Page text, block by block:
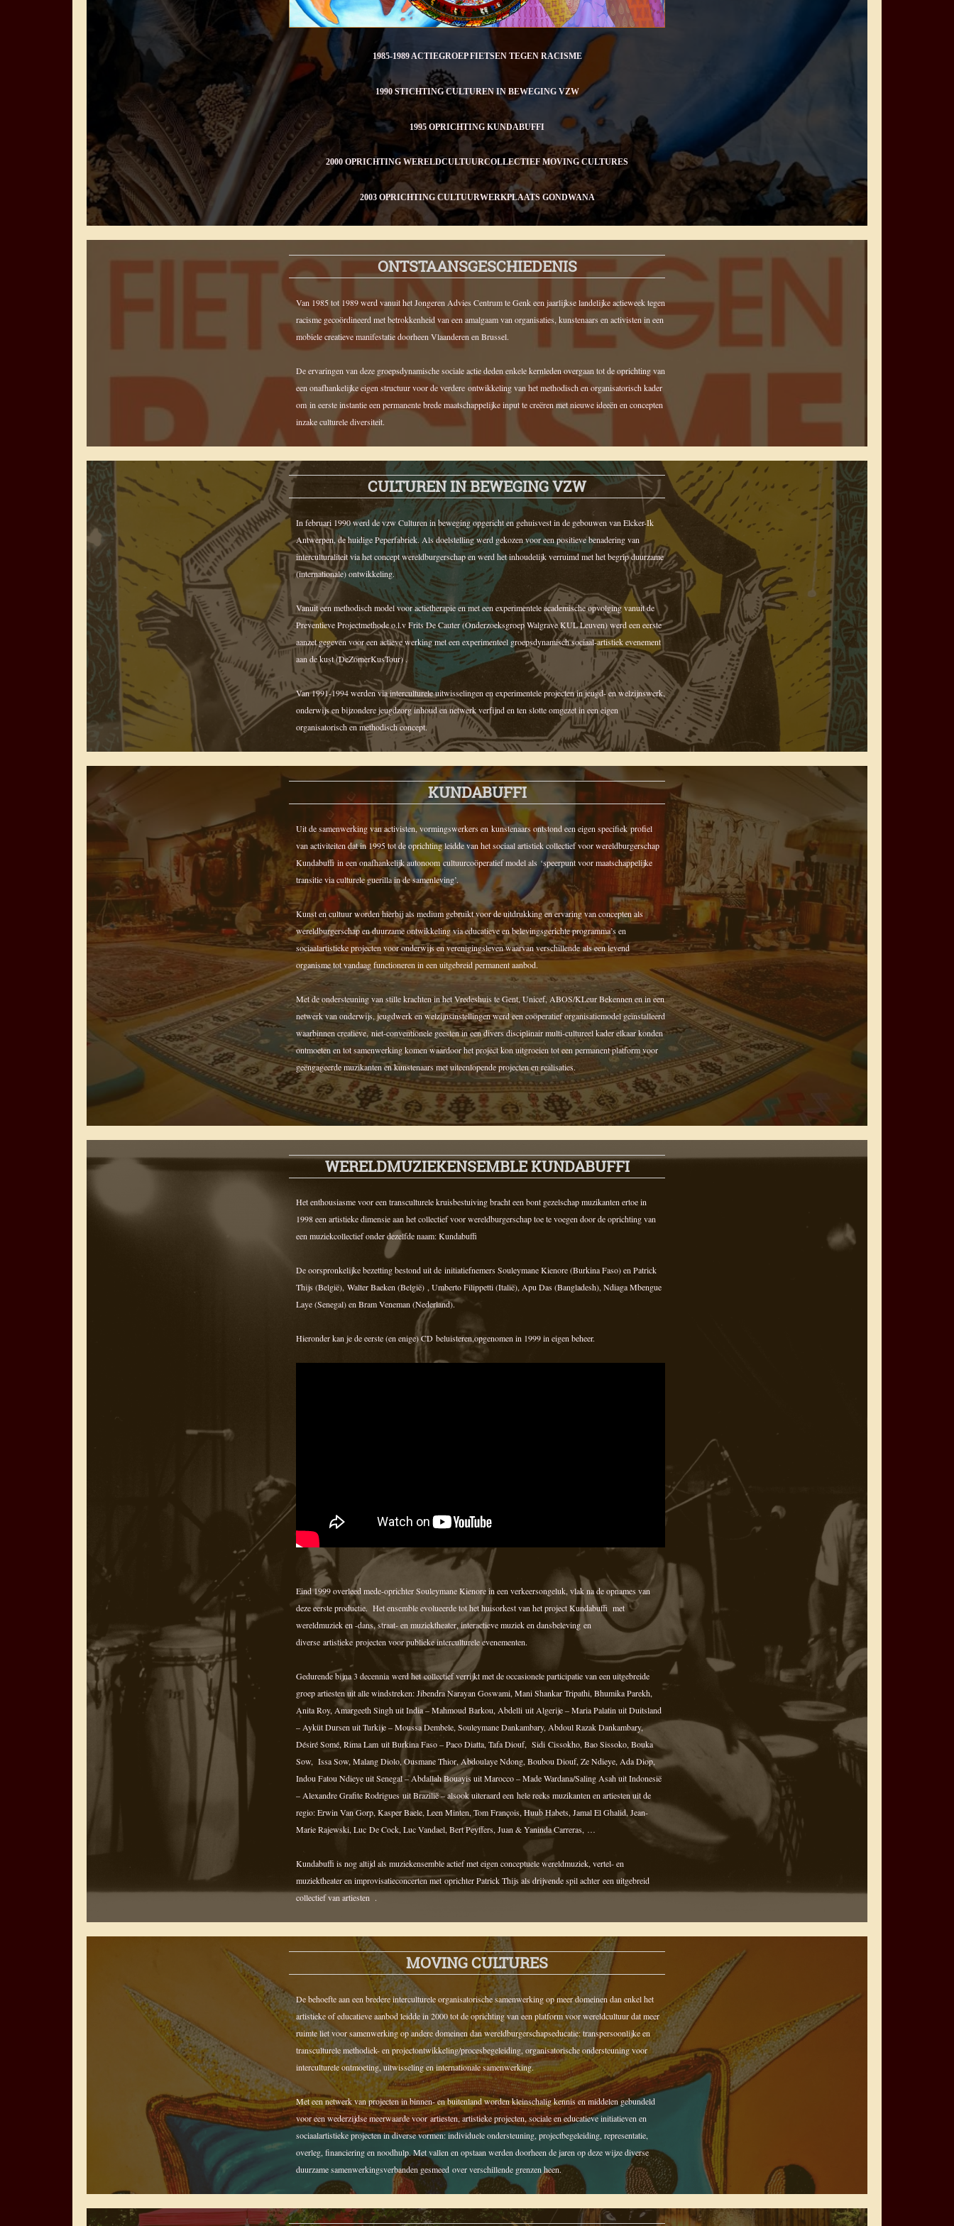
1985-1989 ACTIEGROEP FIETSEN TEGEN RACISME
1990 STICHTING CULTUREN IN BEWEGING VZW
1995 OPRICHTING KUNDABUFFI
2000 OPRICHTING WERELDCULTUURCOLLECTIEF MOVING CULTURES
2003 OPRICHTING CULTUURWERKPLAATS GONDWANA
ONTSTAANSGESCHIEDENIS
Van 1985 tot 1989 werd vanuit het Jongeren Advies Centrum te Genk een jaarlijkse landelijke actieweek tegen
racisme gecoördineerd met betrokkenheid van een amalgaam van organisaties, kunstenaars en activisten in een
mobiele creatieve manifestatie doorheen Vlaanderen en Brussel.
De ervaringen van deze groepsdynamische sociale actie deden enkele kernleden overgaan tot de oprichting van
een onafhankelijke eigen structuur voor de verdere ontwikkeling van het methodisch en organisatorisch kader
om in eerste instantie een permanente brede maatschappelijke input te creëren met nieuwe ideeën en concepten
inzake culturele diversiteit.
CULTUREN IN BEWEGING VZW
In februari 1990 werd de vzw Culturen in beweging opgericht en gehuisvest in de gebouwen van Elcker-Ik
Antwerpen, de huidige Peperfabriek. Als doelstelling werd gekozen voor een positieve benadering van
interculturaliteit via het concept wereldburgerschap en werd het inhoudelijk verruimd met het begrip duurzame
(internationale) ontwikkeling.
Vanuit een methodisch model voor actietherapie en met een experimentele academische opvolging vanuit de
Preventieve Projectmethode o.l.v Frits De Cauter (Onderzoeksgroep Walgrave KUL Leuven) werd een eerste
aanzet gegeven voor een actieve werking met een experimenteel groepsdynamisch sociaal-artistiek evenement
aan de kust (DeZomerKusTour) .
Van 1991-1994 werden via interculturele uitwisselingen en experimentele projecten in jeugd- en welzijnswerk,
onderwijs en bijzondere jeugdzorg inhoud en netwerk verfijnd en ten slotte omgezet in een eigen
organisatorisch en methodisch concept.
KUNDABUFFI
Uit de samenwerking van activisten, vormingswerkers en kunstenaars ontstond een eigen specifiek profiel
van activiteiten dat in 1995 tot de oprichting leidde van het sociaal artistiek collectief voor wereldburgerschap
Kundabuffi in een onafhankelijk autonoom cultuurcoöperatief model als ‘speerpunt voor maatschappelijke
transitie via culturele guerilla in de samenleving’.
Kunst en cultuur worden hierbij als medium gebruikt voor de uitdrukking en ervaring van concepten als
wereldburgerschap en duurzame ontwikkeling via educatieve en belevingsgerichte programma’s en
sociaalartistieke projecten voor onderwijs en verenigingsleven waarvan verschillende als een levend
organisme tot vandaag functioneren in een uitgebreid permanent aanbod.
Met de ondersteuning van stille krachten in het Vredeshuis te Gent, Unicef, ABOS/KLeur Bekennen en in een
netwerk van onderwijs, jeugdwerk en welzijnsinstellingen werd een coöperatief organisatiemodel geïnstalleerd
waarbinnen creatieve, niet-conventionele geesten in een divers disciplinair multi-cultureel kader elkaar konden
ontmoeten en tot samenwerking komen waardoor het project kon uitgroeien tot een permanent platform voor
geëngageerde muzikanten en kunstenaars met uiteenlopende projecten en realisaties.
WERELDMUZIEKENSEMBLE KUNDABUFFI
Het enthousiasme voor een transculturele kruisbestuiving bracht een bont gezelschap muzikanten ertoe in
1998 een artistieke dimensie aan het collectief voor wereldburgerschap toe te voegen door de oprichting van
een muziekcollectief onder dezelfde naam: Kundabuffi
De oorspronkelijke bezetting bestond uit de initiatiefnemers Souleymane Kienore (Burkina Faso) en Patrick
Thijs (België), Walter Baeken (België) , Umberto Filippetti (Italië), Apu Das (Bangladesh), Ndiaga Mbengue
Laye (Senegal) en Bram Veneman (Nederland).
Hieronder kan je de eerste (en enige) CD beluisteren,opgenomen in 1999 in eigen beheer.
Eind 1999 overleed mede-oprichter Souleymane Kienore in een verkeersongeluk, vlak na de opnames van
deze eerste productie. Het ensemble evolueerde tot het huisorkest van het project Kundabuffi met
wereldmuziek en -dans, straat- en muziektheater, interactieve muziek en dansbeleving en
diverse artistieke projecten voor publieke interculturele evenementen.
Gedurende bijna 3 decennia werd het collectief verrijkt met de occasionele participatie van een uitgebreide
groep artiesten uit alle windstreken: Jibendra Narayan Goswami, Mani Shankar Tripathi, Bhumika Parekh,
Anita Roy, Amargeeth Singh uit India – Mahmoud Barkou, Abdelli uit Algerije – Maria Palatin uit Duitsland
– Ayküt Dursen uit Turkije – Moussa Dembele, Souleymane Dankambary, Abdoul Razak Dankambary,
Désiré Somé, Rima Lam uit Burkina Faso – Paco Diatta, Tafa Diouf, Sidi Cissokho, Bao Sissoko, Bouka
Sow, Issa Sow, Malang Diolo, Ousmane Thior, Abdoulaye Ndong, Boubou Diouf, Ze Ndieye, Ada Diop,
Indou Fatou Ndieye uit Senegal – Abdallah Bouayis uit Marocco – Made Wardana/Saling Asah uit Indonesië
– Alexandre Grafite Rodrigues uit Brazilië – alsook uiteraard een hele reeks muzikanten en artiesten uit de
regio: Erwin Van Gorp, Kasper Baele, Leen Minten, Tom François, Huub Habets, Jamal El Ghalid, Jean-
Marie Rajewski, Luc De Cock, Luc Vandael, Bert Peyffers, Juan & Yaninda Carreras, …
Kundabuffi is nog altijd als muziekensemble actief met eigen conceptuele wereldmuziek, vertel- en
muziektheater en improvisatieconcerten met oprichter Patrick Thijs als drijvende spil achter een uitgebreid
collectief van artiesten .
MOVING CULTURES
De behoefte aan een bredere interculturele organisatorische samenwerking op meer domeinen dan enkel het
artistieke of educatieve aanbod leidde in 2000 tot de oprichting van een platform voor wereldcultuur dat meer
ruimte liet voor samenwerking op andere domeinen dan wereldburgerschapseducatie: transpersoonlijke en
transculturele methodiek- en projectontwikkeling/procesbegeleiding, organisatorische ondersteuning voor
interculturele ontmoeting, uitwisseling en internationale samenwerking.
Met een netwerk van projecten in binnen- en buitenland worden kleinschalig kennis en middelen gebundeld
voor een wederzijdse meerwaarde voor artiesten, artistieke projecten, sociale en educatieve initiatieven en
sociaalartistieke projecten in diverse vormen: individuele ondersteuning, projectbegeleiding, representatie,
overleg, financiering en noodhulp. Met vallen en opstaan werden doorheen de jaren op deze wijze diverse
duurzame samenwerkingsverbanden gesmeed over verschillende grenzen heen.